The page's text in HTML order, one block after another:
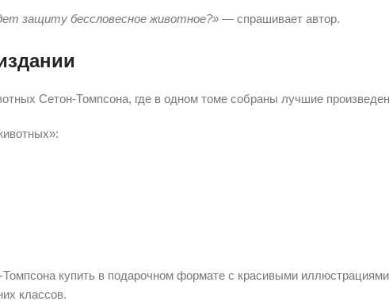
защиту бессловесное животное?» — спрашивает автор.
Сетон-Томпсона, где в одном томе собраны лучшие
купить в подарочном формате с красивыми
классов.